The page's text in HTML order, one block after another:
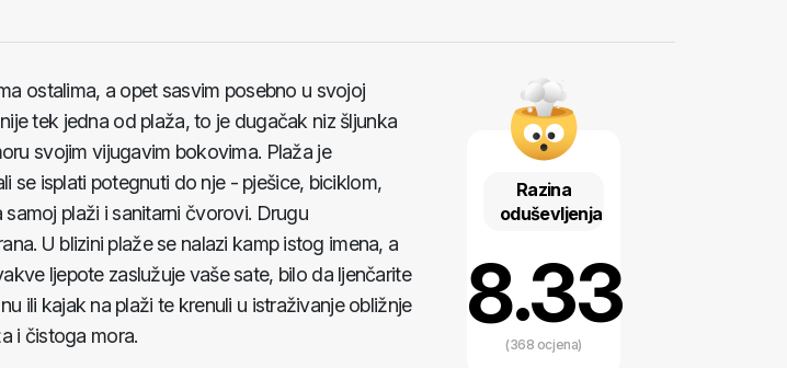
ostalima, a opet sasvim posebno u svojoj
nije tek jedna od plaža, to je dugačak niz šljunka
svojim vijugavim bokovima. Plaža je
se isplati potegnuti do nje - pješice, biciklom,
plaži i sanitarni čvorovi. Drugu
U blizini plaže se nalazi kamp istog imena, a
ljepote zaslužuje vaše sate, bilo da ljenčarite
ili kajak na plaži te krenuli u istraživanje obližnje
i čistoga mora.
Razina
oduševljenja
8.33
(368 ocjena)